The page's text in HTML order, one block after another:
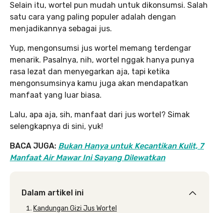
Selain itu, wortel pun mudah untuk dikonsumsi. Salah
satu cara yang paling populer adalah dengan
menjadikannya sebagai jus.
Yup, mengonsumsi jus wortel memang terdengar
menarik. Pasalnya, nih, wortel nggak hanya punya
rasa lezat dan menyegarkan aja, tapi ketika
mengonsumsinya kamu juga akan mendapatkan
manfaat yang luar biasa.
Lalu, apa aja, sih, manfaat dari jus wortel? Simak
selengkapnya di sini, yuk!
BACA JUGA: Bukan Hanya untuk Kecantikan Kulit, 7
Manfaat Air Mawar Ini Sayang Dilewatkan
Dalam artikel ini
Kandungan Gizi Jus Wortel